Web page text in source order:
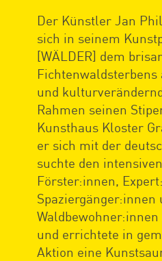
Der Künstler Jan
sich in seinem
[WÄLDER] dem
und
Rahmen seinen
Kunsthaus Kloster
er sich mit der
suchte den
Förster:innen,
Spaziergänger:innen
und errichtete in
Aktion eine